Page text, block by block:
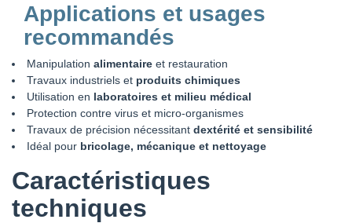
Applications et usages
recommandés
Manipulation alimentaire et restauration
Travaux industriels et produits chimiques
Utilisation en laboratoires et milieu médical
Protection contre virus et micro-organismes
Travaux de précision nécessitant dextérité et sensibilité
Idéal pour bricolage, mécanique et nettoyage
Caractéristiques
techniques